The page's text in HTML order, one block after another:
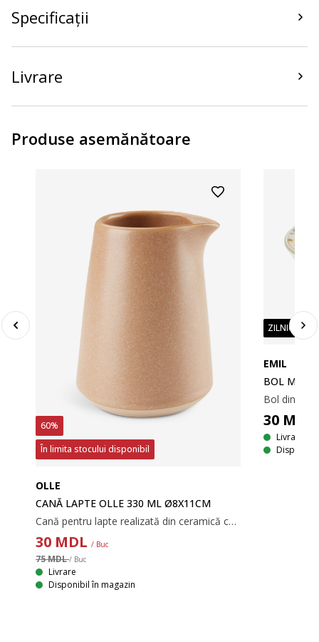
Specificații
Livrare
Produse asemănătoare
60%
În limita stocului disponibil
OLLE
CANĂ LAPTE OLLE 330 ML Ø8X11CM
Cană pentru lapte realizată din ceramică cu glazură într-o nuanță caldă de maro. Se poate spăla la mașina de spălat vase. Ø8x11 cm
30MDL / Buc
75 MDL/ Buc
Livrare
Disponibil în magazin
ZILNIC PREȚ
EMIL
BOL MIC
30MDL
Livrare
Disponibil